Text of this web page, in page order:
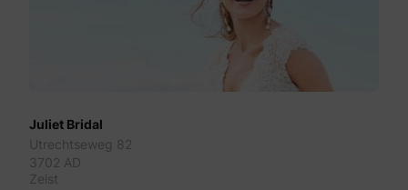
Juliet Bridal
Utrechtseweg 82
3702 AD
Zeist